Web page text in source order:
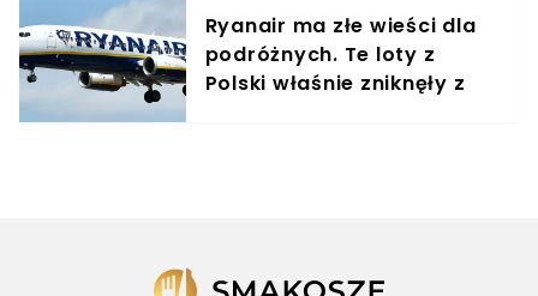
Ryanair ma złe wieści dla
podróżnych. Te loty z
Polski właśnie zniknęły z